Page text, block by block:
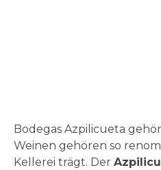
springen
Bodegas Azpilicueta
Weinen gehören so
Kellerei trägt. Der